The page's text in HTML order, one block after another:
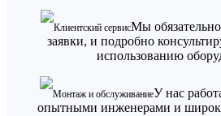
Клиентский сервисМы
заявки, и подробно
использованию
Монтаж и обслуживаниеУ нас
опытными инженерами и